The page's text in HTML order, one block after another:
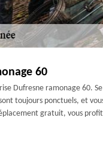
60
Dufresne ramonage 60.
toujours ponctuels, et
gratuit, vous